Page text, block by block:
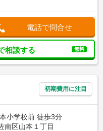
電話で問合せ
相談する 無料
初期費用に注目
小学校前 徒歩3分
南区山本１丁目